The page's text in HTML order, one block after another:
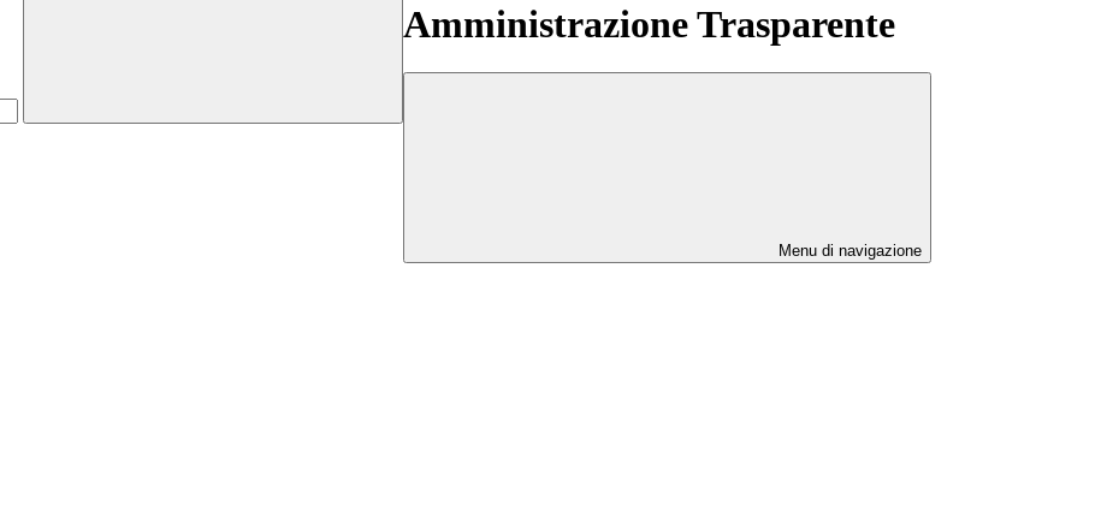
Amministrazione Trasparente
Menu di navigazione